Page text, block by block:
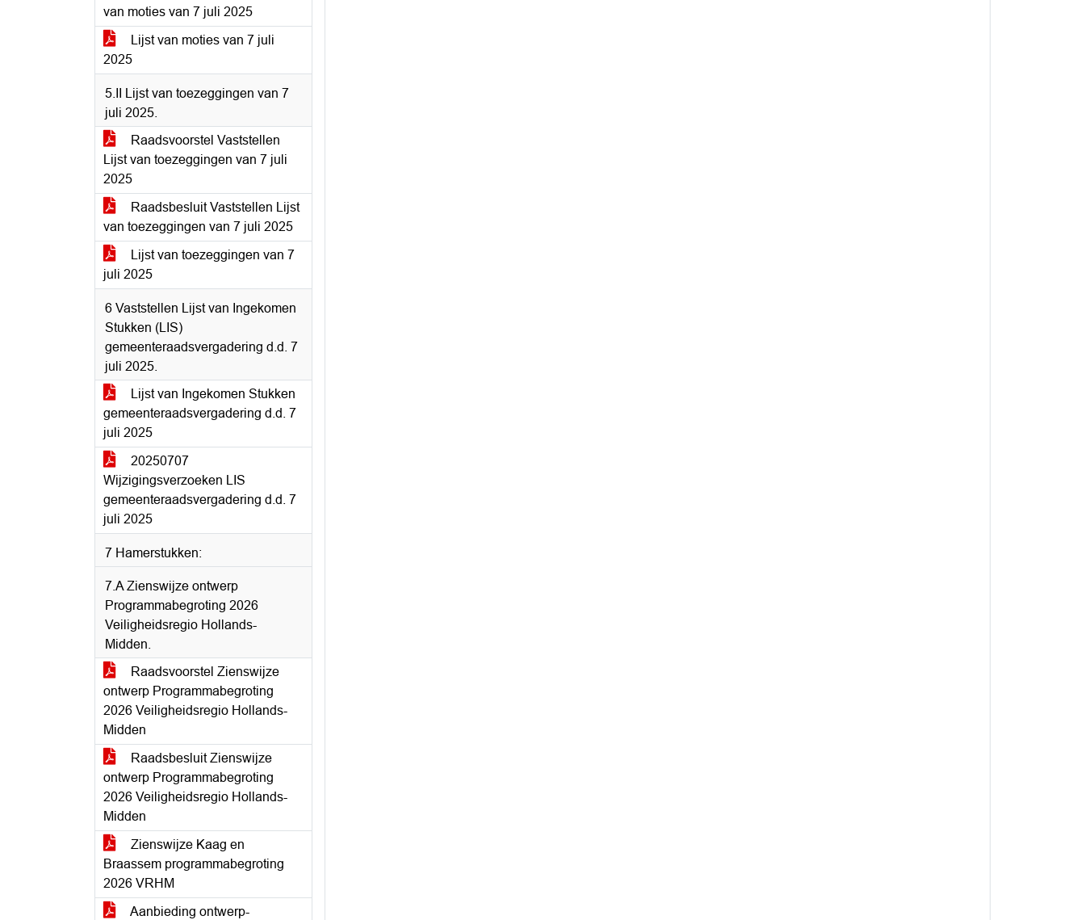
van moties van 7 juli 2025
Lijst van moties van 7 juli
2025
5.II Lijst van toezeggingen van 7
juli 2025.
Raadsvoorstel Vaststellen
Lijst van toezeggingen van 7 juli
2025
Raadsbesluit Vaststellen Lijst
van toezeggingen van 7 juli 2025
Lijst van toezeggingen van 7
juli 2025
6 Vaststellen Lijst van Ingekomen
Stukken (LIS)
gemeenteraadsvergadering d.d. 7
juli 2025.
Lijst van Ingekomen Stukken
gemeenteraadsvergadering d.d. 7
juli 2025
20250707
Wijzigingsverzoeken LIS
gemeenteraadsvergadering d.d. 7
juli 2025
7 Hamerstukken:
7.A Zienswijze ontwerp
Programmabegroting 2026
Veiligheidsregio Hollands-
Midden.
Raadsvoorstel Zienswijze
ontwerp Programmabegroting
2026 Veiligheidsregio Hollands-
Midden
Raadsbesluit Zienswijze
ontwerp Programmabegroting
2026 Veiligheidsregio Hollands-
Midden
Zienswijze Kaag en
Braassem programmabegroting
2026 VRHM
Aanbieding ontwerp-